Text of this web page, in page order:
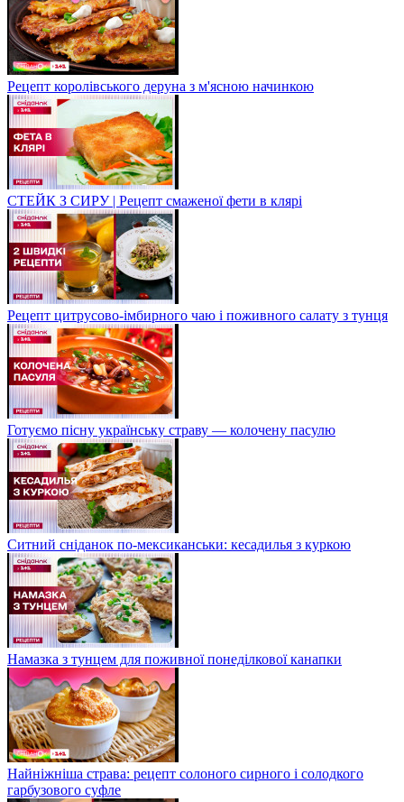
Рецепт королівського деруна з м'ясною начинкою
СТЕЙК З СИРУ | Рецепт смаженої фети в клярі
Рецепт цитрусово-імбирного чаю і поживного салату з тунця
Готуємо пісну українську страву — колочену пасулю
Ситний сніданок по-мексиканськи: кесадилья з куркою
Намазка з тунцем для поживної понеділкової канапки
Найніжніша страва: рецепт солоного сирного і солодкого
гарбузового суфле